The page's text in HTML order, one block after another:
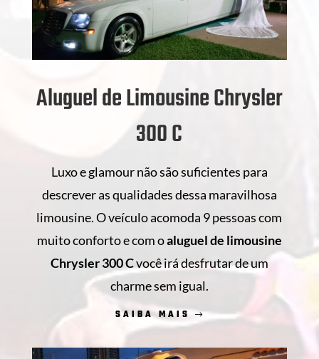
Aluguel de Limousine Chrysler
300 C
Luxo e glamour não são suficientes para
descrever as qualidades dessa maravilhosa
limousine. O veículo acomoda 9 pessoas com
muito conforto e com oaluguel de limousine
Chrysler 300 Cvocê irá desfrutar de um
charme sem igual.
SAIBA MAIS